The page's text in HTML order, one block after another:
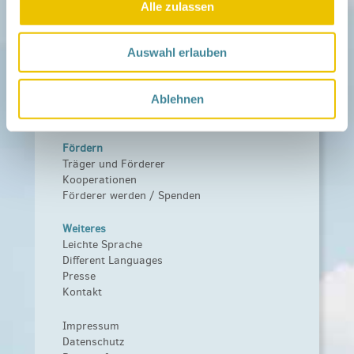
Alle zulassen
Auswahl erlauben
Ablehnen
Über das Netzwerk
Das Familienhandbuch
Leitbild
Fördern
Träger und Förderer
Kooperationen
Förderer werden / Spenden
Weiteres
Leichte Sprache
Different Languages
Presse
Kontakt
Impressum
Datenschutz